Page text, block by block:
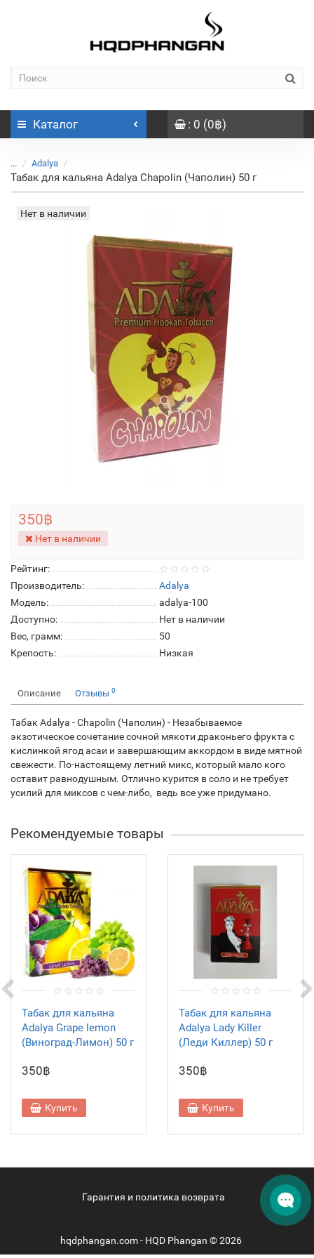
Каталог : 0 (0฿)
... Adalya
Табак для кальяна Adalya Chapolin (Чаполин) 50 г
Нет в наличии
Рейтинг:
Производитель:
Adalya
Модель:
adalya-100
Доступно:
Нет в наличии
Вес, грамм:
50
Крепость:
Низкая
350฿
Нет в наличии
Описание Отзывы 0
Табак Adalya - Chapolin (Чаполин) - Незабываемое
экзотическое сочетание сочной мякоти драконьего фрукта с
кислинкой ягод асаи и завершающим аккордом в виде мятной
свежести. По-настоящему летний микс, который мало кого
оставит равнодушным. Отлично курится в соло и не требует
усилий для миксов с чем-либо, ведь все уже придумано.
Рекомендуемые товары
Табак для кальяна
Adalya Grape lemon
(Виноград-Лимон) 50 г
350฿
Купить
Табак для кальяна
Adalya Lady Killer
(Леди Киллер) 50 г
350฿
Купить
Гарантия и политика возврата
hqdphangan.com - HQD Phangan © 2026